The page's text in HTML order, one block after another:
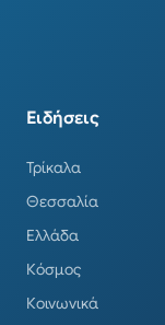
Ειδήσεις
Τρίκαλα
Θεσσαλία
Ελλάδα
Κόσμος
Κοινωνικά